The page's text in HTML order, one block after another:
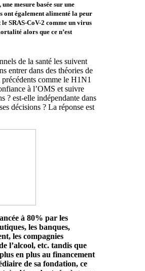
mesure basée sur une
ont également alimenté la peur
le SRAS-CoV-2 comme un virus
alors que ce n’est
de la santé les suivent
entrer dans des théories de
comme le H1N1
à l’OMS et suivre
? est-elle indépendante dans
décisions ? La réponse est
à 80% par les
les banques,
les compagnies
l’alcool, etc. tandis que
en plus au financement
de sa fondation, ce